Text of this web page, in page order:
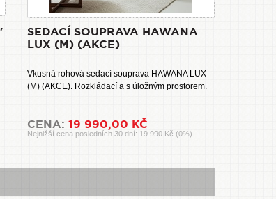
SEDACÍ SOUPRAVA HAWANA
LUX (M) (AKCE)
Vkusná rohová sedací souprava HAWANA LUX
(M) (AKCE). Rozkládací a s úložným prostorem.
CENA: 19 990,00 KČ
Nejnižší cena posledních 30 dní: 19 990 Kč (0%)